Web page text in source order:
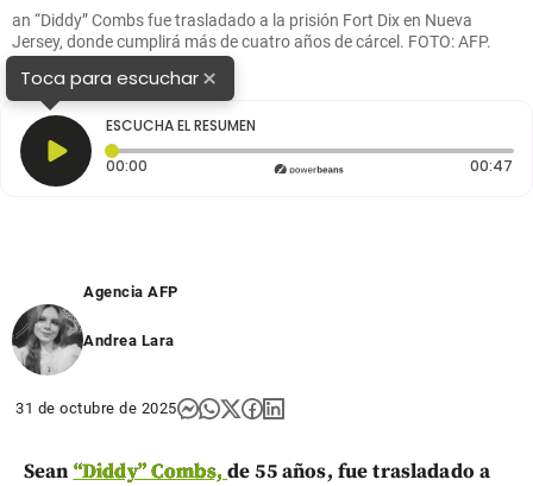
an “Diddy” Combs fue trasladado a la prisión Fort Dix en Nueva
Jersey, donde cumplirá más de cuatro años de cárcel. FOTO: AFP.
Toca para escuchar×
ESCUCHA EL RESUMEN
00:00 Tiempo transcurrido: 0 segundos 00:47
Agencia AFP
Andrea Lara
31 de octubre de 2025
Sean “Diddy” Combs,de 55 años, fue trasladado a